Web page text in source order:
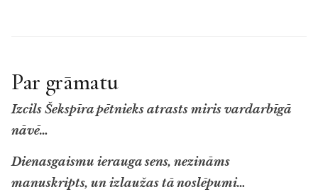
Par grāmatu
Izcils Šekspīra pētnieks atrasts miris vardarbīgā
nāvē…
Dienasgaismu ierauga sens, nezināms
manuskripts, un izlaužas tā noslēpumi…